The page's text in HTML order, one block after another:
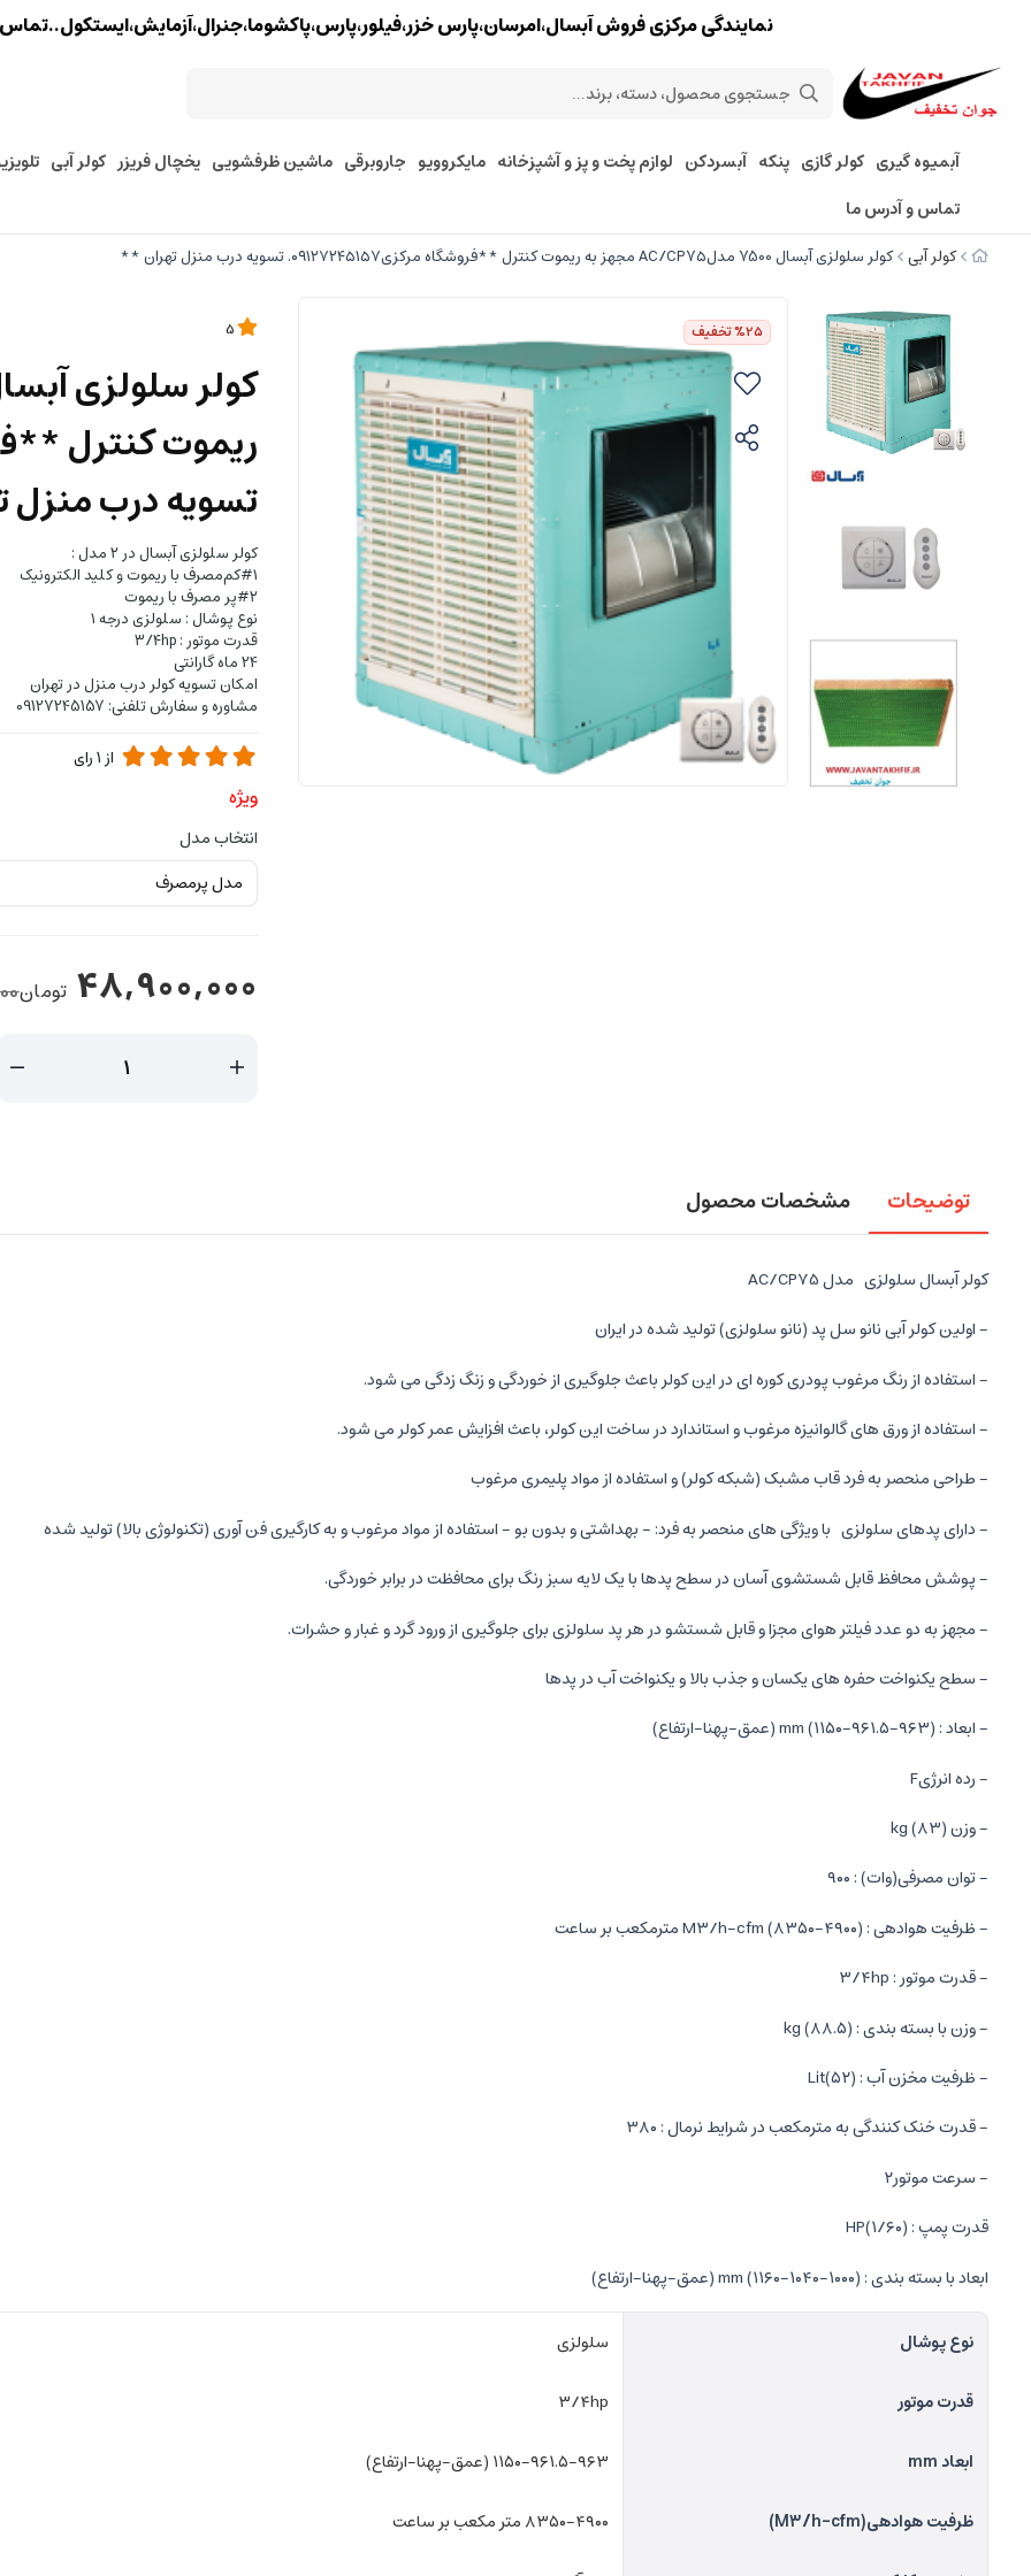
نمایندگی مرکزی فروش آبسال،امرسان،پارس خزر،فیلور،پارس،پاکشوما،جنرال،آزمایش،ایستکول..تماس : 02177579097 -
آبمیوه گیری کولر گازی پنکه آبسردکن لوازم پخت و پز و آشپزخانه مایکروویو جاروبرقی ماشین ظرفشویی یخچال فریزر کولر آبی
تماس و آدرس ما
کولر آبی کولر سلولزی آبسال 7500 مدلAC/CP7۵ مجهز به ریموت کنترل **فروشگاه مرکزی۰۹۱۲۷۲۴۵۱۵۷. تسویه درب منزل تهران **
%25تخفیف
تسویه درب منزل
کولر سلولزی آبسال در ۲ مدل :
#۱کم‌مصرف با ریموت و کلید الکترونیک
#۲پر مصرف با ریموت
نوع پوشال : سلولزی درجه ۱
قدرت موتور : ۳/۴hp
24 ماه گارانتی
امکان تسویه کولر درب منزل در تهران
مشاوره و سفارش تلفنی: 09127245157
از1رای
ویژه
انتخاب مدل
48,900,000 تومان
توضیحات مشخصات محصول
کولر آبسال سلولزی مدل AC/CP75
- اولین کولر آبی نانو سل پد (نانو سلولزی) تولید شده در ایران
- استفاده از رنگ مرغوب پودری کوره ای در این کولر باعث جلوگیری از خوردگی و زنگ زدگی می شود.
- استفاده از ورق های گالوانیزه مرغوب و استاندارد در ساخت این کولر، باعث افزایش عمر کولر می شود.
- طراحی منحصر به فرد قاب مشبک (شبکه کولر) و استفاده از مواد پلیمری مرغوب
- دارای پدهای سلولزی با ویژگی های منحصر به فرد: - بهداشتی و بدون بو - استفاده از مواد مرغوب و به کارگیری فن آوری (تکنولوژی بالا) تولید شده
- پوشش محافظ قابل شستشوی آسان در سطح پدها با یک لایه سبز رنگ برای محافظت در برابر خوردگی.
- مجهز به دو عدد فیلتر هوای مجزا و قابل شستشو در هر پد سلولزی برای جلوگیری از ورود گرد و غبار و حشرات.
- سطح یکنواخت حفره های یکسان و جذب بالا و یکنواخت آب در پدها
- ابعاد : (mm (۱۱۵۰-۹۶۱.۵-۹۶۳ (عمق-پهنا-ارتفاع)
- رده انرژیF
- وزن (kg (۸۳
- توان مصرفی(وات) : ۹۰۰
- ظرفیت هوادهی : (M۳/h-cfm (۸۳۵۰-۴۹۰۰ مترمکعب بر ساعت
- قدرت موتور : ۳/۴hp
- وزن با بسته بندی : (kg (۸۸.۵
- ظرفیت مخزن آب : (Lit(۵۲
- قدرت خنک کنندگی به مترمکعب در شرایط نرمال : ۳۸۰
- سرعت موتور۲
قدرت پمپ : (HP(۱/۶۰
ابعاد با بسته بندی : (mm (۱۱۶۰-۱۰۴۰-۱۰۰۰ (عمق-پهنا-ارتفاع)
نوع پوشال سلولزی
قدرت موتور ۳/۴hp
ابعاد mm ۱۱۵۰-۹۶۱.۵-۹۶۳ (عمق-پهنا-ارتفاع)
ظرفیت هوادهی(M۳/h-cfm) ۸۳۵۰-۴۹۰۰ متر مکعب بر ساعت